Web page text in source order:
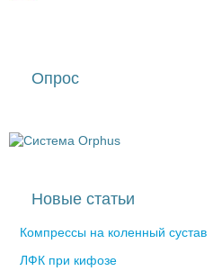
Опрос
Новые статьи
Компрессы на коленный сустав
ЛФК при кифозе